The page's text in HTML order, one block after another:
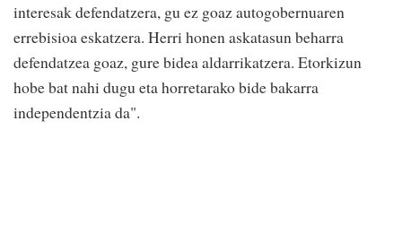
interesak defendatzera, gu ez goaz autogobernuaren
errebisioa eskatzera. Herri honen askatasun beharra
defendatzea goaz, gure bidea aldarrikatzera. Etorkizun
hobe bat nahi dugu eta horretarako bide bakarra
independentzia da".